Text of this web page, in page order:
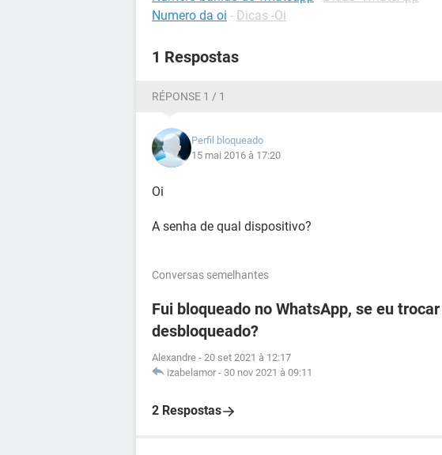
Numero da oi - Dicas -Oi
1 Respostas
RÉPONSE 1 / 1
Perfil bloqueado
15 mai 2016 à 17:20
Oi
A senha de qual dispositivo?
Conversas semelhantes
Fui bloqueado no WhatsApp, se eu
desbloqueado?
Alexandre - 20 set 2021 à 12:17
izabelamor - 30 nov 2021 à 09:11
2 Respostas